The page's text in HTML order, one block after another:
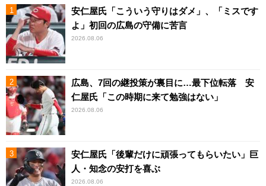
安仁屋氏「こういう守りはダメ」、「ミスです
よ」初回の広島の守備に苦言
2026.08.06
広島、7回の継投策が裏目に…最下位転落 安
仁屋氏「この時期に来て勉強はない」
2026.08.06
安仁屋氏「後輩だけに頑張ってもらいたい」巨
人・知念の安打を喜ぶ
2026.08.06